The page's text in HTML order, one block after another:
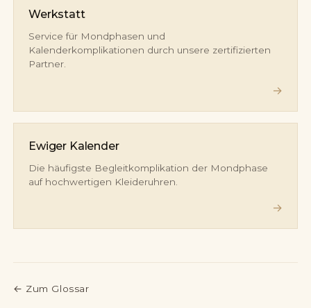
Werkstatt
Service für Mondphasen und
Kalenderkomplikationen durch unsere zertifizierten
Partner.
→
Ewiger Kalender
Die häufigste Begleitkomplikation der Mondphase
auf hochwertigen Kleideruhren.
→
← Zum Glossar